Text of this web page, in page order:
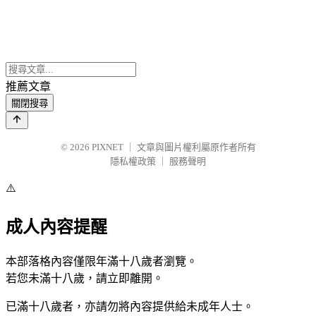
推薦文章
關閉搜尋
© 2026 PIXNET
文章與圖片權利屬原作者所有
隱私權政策
服務聲明
⚠️
成人內容提醒
本部落格內容僅限年滿十八歲者瀏覽。
若您未滿十八歲，請立即離開。
已滿十八歲者，亦請勿將內容提供給未成年人士。